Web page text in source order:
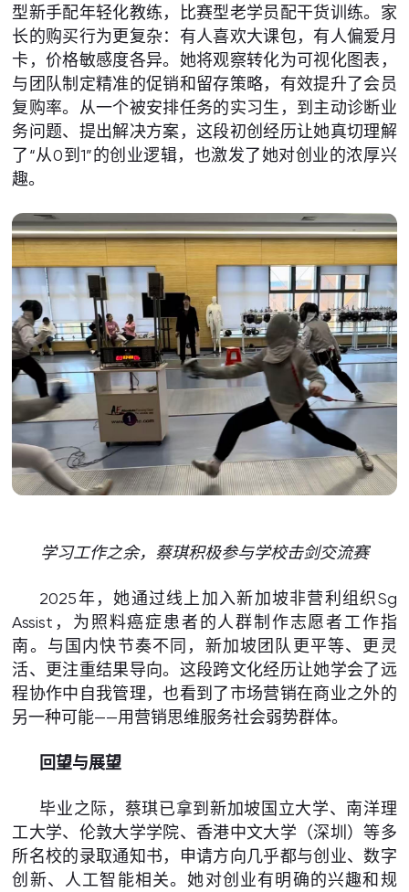
型新手配年轻化教练，比赛型老学员配干货训练。家
长的购买行为更复杂：有人喜欢大课包，有人偏爱月
卡，价格敏感度各异。她将观察转化为可视化图表，
与团队制定精准的促销和留存策略，有效提升了会员
复购率。从一个被安排任务的实习生，到主动诊断业
务问题、提出解决方案，这段初创经历让她真切理解
了“从0到1”的创业逻辑，也激发了她对创业的浓厚兴
趣。
学习工作之余，蔡琪积极参与学校击剑交流赛
2025年，她通过线上加入新加坡非营利组织Sg
Assist，为照料癌症患者的人群制作志愿者工作指
南。与国内快节奏不同，新加坡团队更平等、更灵
活、更注重结果导向。这段跨文化经历让她学会了远
程协作中自我管理，也看到了市场营销在商业之外的
另一种可能——用营销思维服务社会弱势群体。
回望与展望
毕业之际，蔡琪已拿到新加坡国立大学、南洋理
工大学、伦敦大学学院、香港中文大学（深圳）等多
所名校的录取通知书，申请方向几乎都与创业、数字
创新、人工智能相关。她对创业有明确的兴趣和规